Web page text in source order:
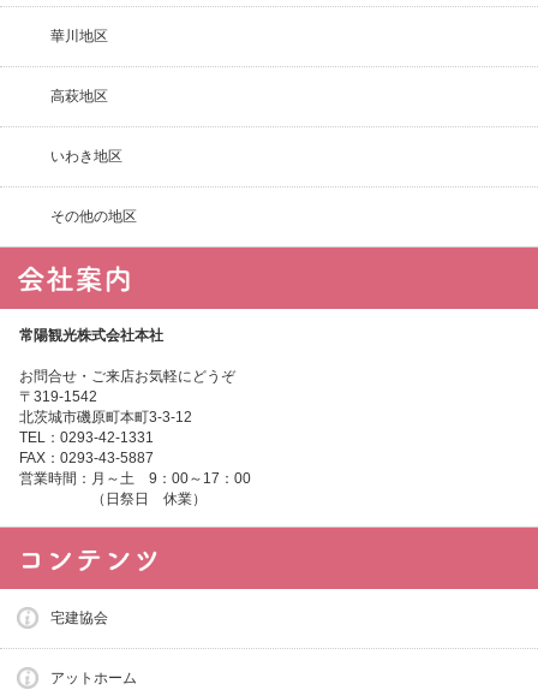
華川地区
高萩地区
いわき地区
その他の地区
常陽観光株式会社本社
お問合せ・ご来店お気軽にどうぞ
〒319-1542
北茨城市磯原町本町3-3-12
TEL：0293-42-1331
FAX：0293-43-5887
営業時間：月～土 9：00～17：00
（日祭日 休業）
宅建協会
アットホーム